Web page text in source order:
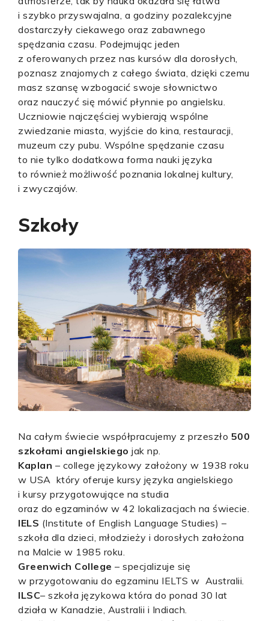
i szybko przyswajalna, a godziny pozalekcyjne
dostarczyły ciekawego oraz zabawnego
spędzania czasu. Podejmując jeden
z oferowanych przez nas kursów dla dorosłych,
poznasz znajomych z całego świata, dzięki czemu
masz szansę wzbogacić swoje słownictwo
oraz nauczyć się mówić płynnie po angielsku.
Uczniowie najczęściej wybierają wspólne
zwiedzanie miasta, wyjście do kina, restauracji,
muzeum czy pubu. Wspólne spędzanie czasu
to nie tylko dodatkowa forma nauki języka
to również możliwość poznania lokalnej kultury,
i zwyczajów.
Szkoły
Na całym świecie współpracujemy z przeszło 500
szkołami angielskiego jak np.
Kaplan – college językowy założony w 1938 roku
w USA który oferuje kursy języka angielskiego
i kursy przygotowujące na studia
oraz do egzaminów w 42 lokalizacjach na świecie.
IELS (Institute of English Language Studies) –
szkoła dla dzieci, młodzieży i dorosłych założona
na Malcie w 1985 roku.
Greenwich College – specjalizuje się
w przygotowaniu do egzaminu IELTS w Australii.
ILSC– szkoła językowa która do ponad 30 lat
działa w Kanadzie, Australii i Indiach.